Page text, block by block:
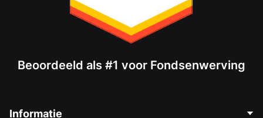
Beoordeeld als #1 voor Fondsenwerving
Informatie